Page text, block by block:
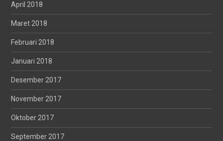
April 2018
Maret 2018
Februari 2018
Januari 2018
Desember 2017
November 2017
Oktober 2017
September 2017